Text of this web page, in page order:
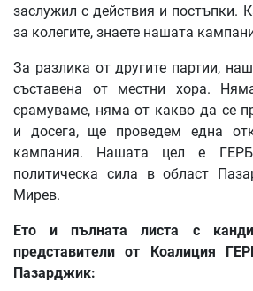
заслужил с действия и постъпки.
за колегите, знаете нашата
За разлика от другите партии,
съставена от местни хора.
срамуваме, няма от какво да се
и досега, ще проведем една
кампания. Нашата цел е
политическа сила в област
Мирев.
Ето и пълната листа с
представители от Коалиция
Пазарджик: